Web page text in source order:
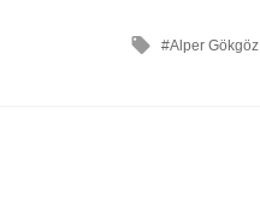
ileAlper Gökgöz